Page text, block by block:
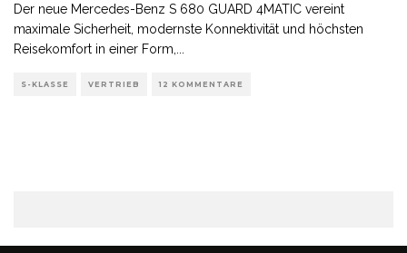
Der neue Mercedes-Benz S 680 GUARD 4MATIC vereint
maximale Sicherheit, modernste Konnektivität und höchsten
Reisekomfort in einer Form,
S-KLASSE VERTRIEB 12 KOMMENTARE